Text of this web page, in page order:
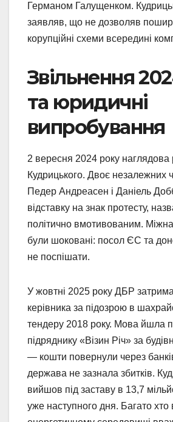
Германом Галущенком.
заявляв, що не дозволяв
корупційні схеми всередині
Звільнення
та юридичні
випробування
2 вересня 2024 року наглядова
Кудрицького. Двоє незалежних
Педер Андреасен і Даніель
відставку на знак протесту,
політично вмотивованим.
були шоковані: посол ЄС та
не поспішати.
У жовтні 2025 року ДБР
керівника за підозрою в
тендеру 2018 року. Мова йшла
підряднику «Візин Річ» за
— кошти повернули через
держава не зазнала збитків.
вийшов під заставу в 13,7
уже наступного дня. Багато хто